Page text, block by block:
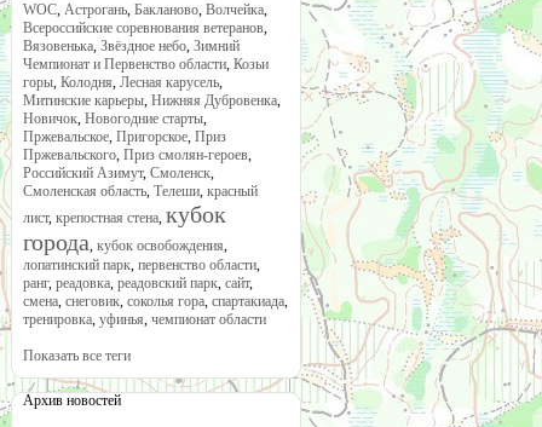
WOC, Астрогань, Бакланово, Волчейка,
Всероссийские соревнования ветеранов,
Вязовенька, Звёздное небо, Зимний
Чемпионат и Первенство области, Козьи
горы, Колодня, Лесная карусель,
Митинские карьеры, Нижняя Дубровенка,
Новичок, Новогодние старты,
Пржевальское, Пригорское, Приз
Пржевальского, Приз смолян-героев,
Российский Азимут, Смоленск,
Смоленская область, Телеши, красный
лист, крепостная стена, кубок
города, кубок освобождения,
лопатинский парк, первенство области,
ранг, реадовка, реадовский парк, сайт,
смена, снеговик, соколья гора, спартакиада,
тренировка, уфинья, чемпионат области
Показать все теги
Архив новостей